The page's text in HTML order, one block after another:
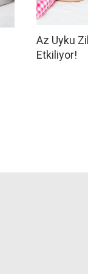
Az Uyku
Etkiliyor!